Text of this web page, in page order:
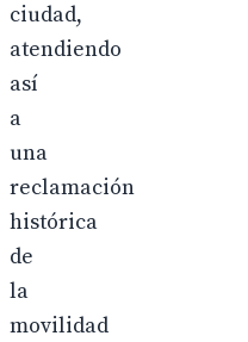
ciudad,
atendiendo
así
a
una
reclamación
histórica
de
la
movilidad